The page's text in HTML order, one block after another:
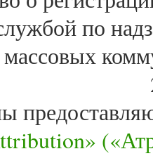
по